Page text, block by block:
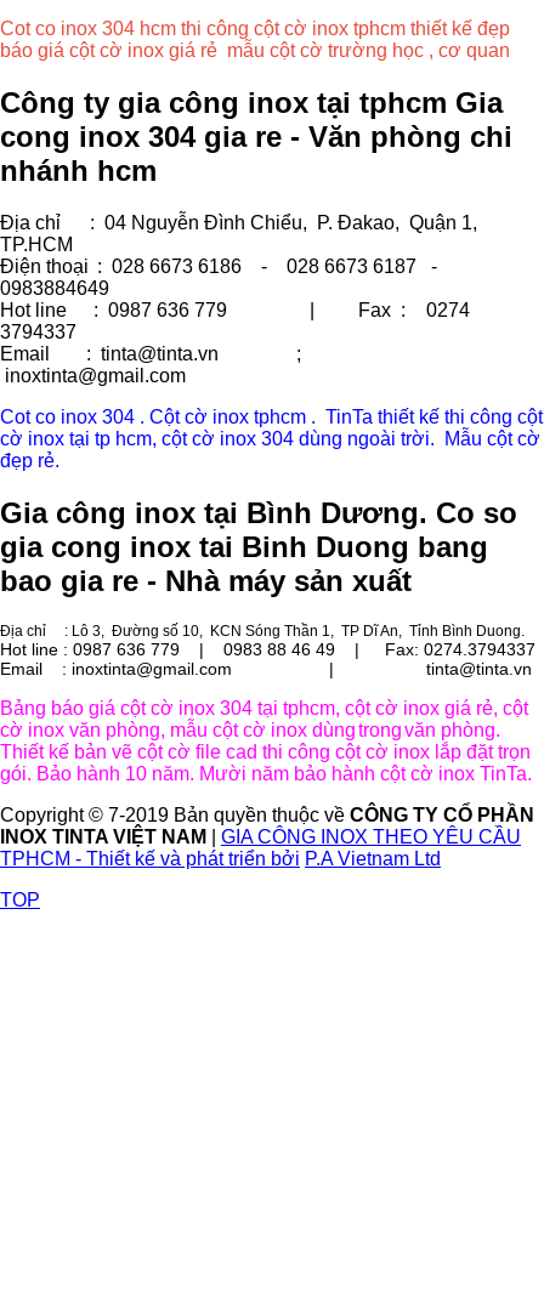
Cot co inox 304 hcm thi công cột cờ inox tphcm thiết kế đẹp
báo giá cột cờ inox giá rẻ mẫu cột cờ trường học , cơ quan
Công ty gia công inox tại tphcm Gia
cong inox 304 gia re - Văn phòng chi
nhánh hcm
Địa chỉ
: 04 Nguyễn Đình Chiểu, P. Đakao, Quận 1,
TP.HCM
Điện thoại : 028 6673 6186 - 028 6673 6187 -
0983884649
Hot line
: 0987 636 779 | Fax :
0274
3794337
Email
: tinta@tinta.vn ;
inoxtinta@gmail.com
Cot co inox 304 . Cột cờ inox tphcm . TinTa thiết kế thi công cột
cờ inox tại tp hcm, cột cờ inox 304 dùng ngoài trời. Mẫu cột cờ
đẹp rẻ.
Gia công inox tại Bình Dương. Co so
gia cong inox tai Binh Duong bang
bao gia re - Nhà máy sản xuất
Địa chỉ : Lô 3, Đường số 10, KCN Sóng Thần 1, TP Dĩ An, Tỉnh Bình Duong.
Hot line : 0987 636 779 | 0983 88 46 49 |
Fax: 0274.3794337
Email : inoxtinta@gmail.com | tinta@tinta.vn
Bảng báo giá cột cờ inox 304 tại tphcm, cột cờ inox giá rẻ, cột
cờ inox văn phòng, mẫu cột cờ inox dùngtrongvăn phòng.
Thiết kế bản vẽ cột cờ file cad thi công cột cờ inox lắp đặt trọn
gói. Bảo hành 10 năm. Mười năm bảo hành cột cờ inox TinTa.
Copyright © 7-2019 Bản quyền thuộc về CÔNG TY CỔ PHẦN
INOX TINTA VIỆT NAM
GIA CÔNG INOX THEO YÊU CẦU
TPHCM - Thiết kế và phát triển bởi P.A Vietnam Ltd
TOP